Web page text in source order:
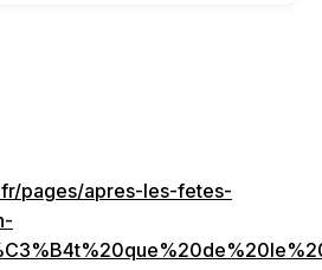
jardin.
zoo
pages/apres-les-fetes-